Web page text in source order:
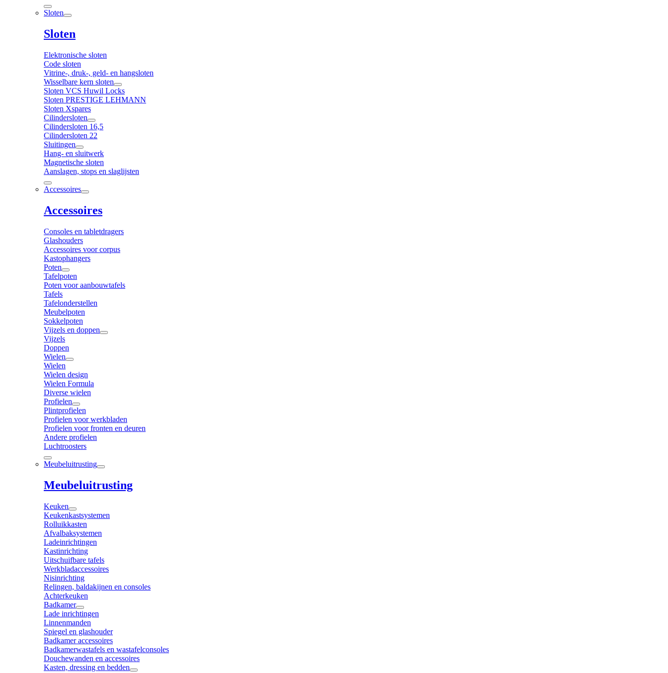
Sloten
Sloten
Elektronische sloten
Code sloten
Vitrine-, druk-, geld- en hangsloten
Wisselbare kern sloten
Sloten VCS Huwil Locks
Sloten PRESTIGE LEHMANN
Sloten Xspares
Cilindersloten
Cilindersloten 16,5
Cilindersloten 22
Sluitingen
Hang- en sluitwerk
Magnetische sloten
Aanslagen, stops en slaglijsten
Accessoires
Accessoires
Consoles en tabletdragers
Glashouders
Accessoires voor corpus
Kastophangers
Poten
Tafelpoten
Poten voor aanbouwtafels
Tafels
Tafelonderstellen
Meubelpoten
Sokkelpoten
Vijzels en doppen
Vijzels
Doppen
Wielen
Wielen
Wielen design
Wielen Formula
Diverse wielen
Profielen
Plintprofielen
Profielen voor werkbladen
Profielen voor fronten en deuren
Andere profielen
Luchtroosters
Meubeluitrusting
Meubeluitrusting
Keuken
Keukenkastsystemen
Rolluikkasten
Afvalbaksystemen
Ladeinrichtingen
Kastinrichting
Uitschuifbare tafels
Werkbladaccessoires
Nisinrichting
Relingen, baldakijnen en consoles
Achterkeuken
Badkamer
Lade inrichtingen
Linnenmanden
Spiegel en glashouder
Badkamer accessoires
Badkamerwastafels en wastafelconsoles
Douchewanden en accessoires
Kasten, dressing en bedden